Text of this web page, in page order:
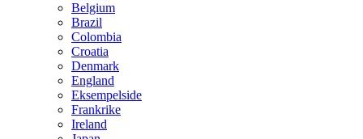
Belgium
Brazil
Colombia
Croatia
Denmark
England
Eksempelside
Frankrike
Ireland